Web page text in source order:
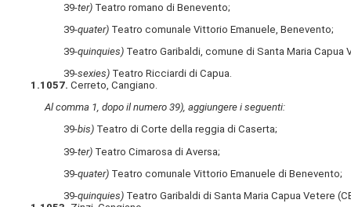
39-ter) Teatro romano di Benevento;
39-quater) Teatro comunale Vittorio Emanuele, Benevento;
39-quinquies) Teatro Garibaldi, comune di Santa Maria Capua
39-sexies) Teatro Ricciardi di Capua.
1.1057. Cerreto, Cangiano.
Al comma 1, dopo il numero 39), aggiungere i seguenti:
39-bis) Teatro di Corte della reggia di Caserta;
39-ter) Teatro Cimarosa di Aversa;
39-quater) Teatro comunale Vittorio Emanuele di Benevento;
39-quinquies) Teatro Garibaldi di Santa Maria Capua Vetere